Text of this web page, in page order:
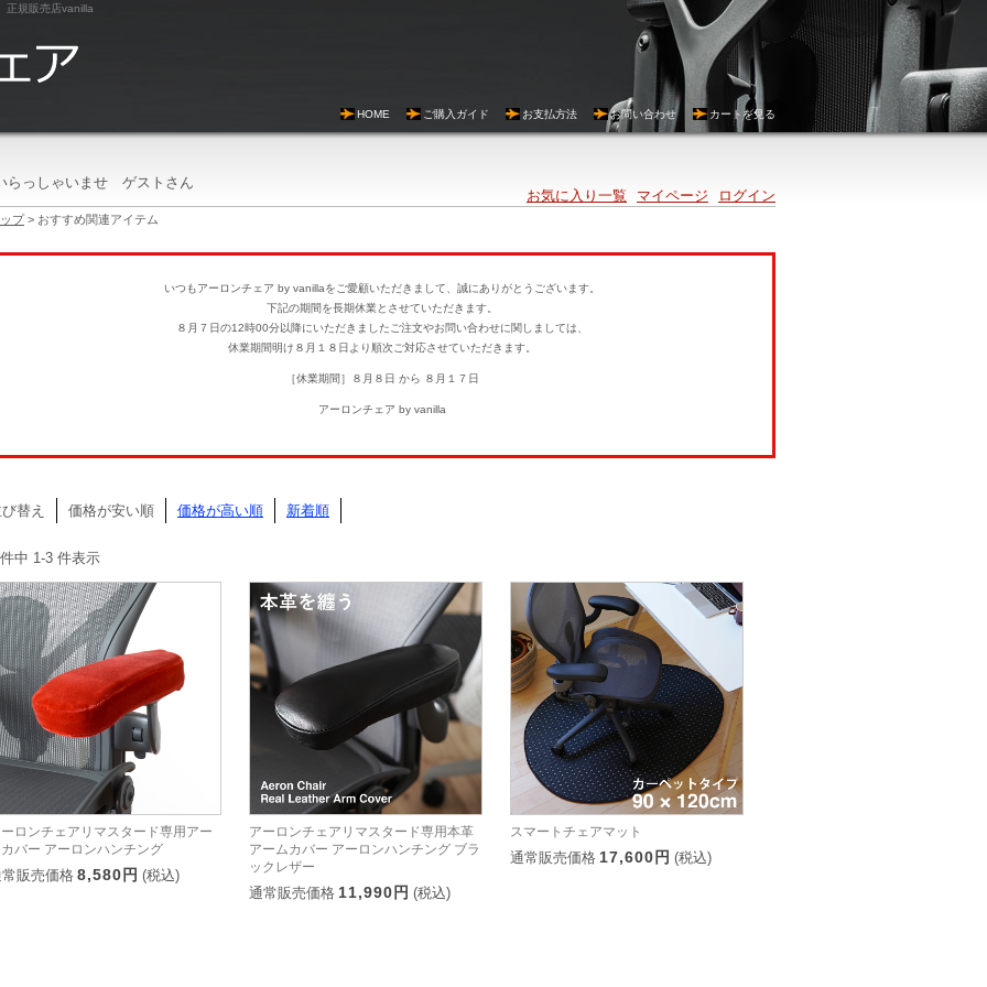
正規販売店vanilla
HOME ご購入ガイド お支払方法 お問い合わせ カートを見る
らっしゃいませ ゲストさん
お気に入り一覧
マイページ ログイン
プ> おすすめ関連アイテム
いつもアーロンチェア by vanillaをご愛顧いただきまして、誠にありがとうございます。
下記の期間を長期休業とさせていただきます。
８月７日の12時00分以降にいただきましたご注文やお問い合わせに関しましては、
休業期間明け８月１８日より順次ご対応させていただきます。
［休業期間］８月８日 から ８月１７日
アーロンチェア by vanilla
替え 価格が安い順 価格が高い順 新着順
中 1-3 件表示
ロンチェアリマスタード専用アー
バー アーロンハンチング
販売価格 8,580円 (税込)
アーロンチェアリマスタード専用本革
アームカバー アーロンハンチング ブラ
ックレザー
通常販売価格 11,990円 (税込)
スマートチェアマット
通常販売価格 17,600円 (税込)